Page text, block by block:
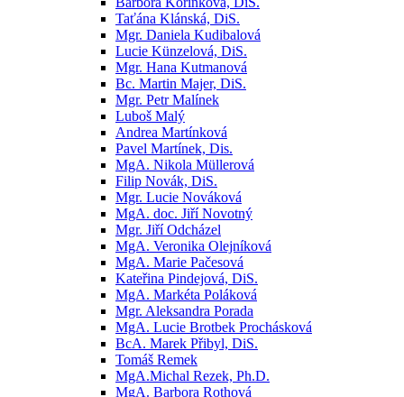
Taťána Klánská, DiS.
Mgr. Daniela Kudibalová
Lucie Künzelová, DiS.
Mgr. Hana Kutmanová
Bc. Martin Majer, DiS.
Mgr. Petr Malínek
Luboš Malý
Andrea Martínková
Pavel Martínek, Dis.
MgA. Nikola Müllerová
Filip Novák, DiS.
Mgr. Lucie Nováková
MgA. doc. Jiří Novotný
Mgr. Jiří Odcházel
MgA. Veronika Olejníková
MgA. Marie Pačesová
Kateřina Pindejová, DiS.
MgA. Markéta Poláková
Mgr. Aleksandra Porada
MgA. Lucie Brotbek Prochásková
BcA. Marek Přibyl, DiS.
Tomáš Remek
MgA.Michal Rezek, Ph.D.
MgA. Barbora Rothová